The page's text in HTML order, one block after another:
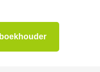
boekhouder